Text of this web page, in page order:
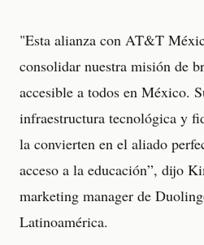
"Esta alianza con AT&T
consolidar nuestra misión de
accesible a todos en México.
infraestructura tecnológica y
la convierten en el aliado
acceso a la educación”, dijo
marketing manager de
Latinoamérica.